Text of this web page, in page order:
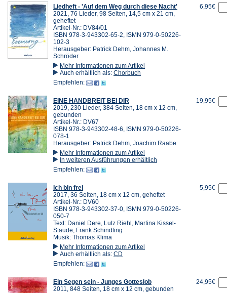
Liedheft - 'Auf dem Weg durch diese Nacht'
2021, 76 Lieder, 98 Seiten, 14,5 cm x 21 cm,
geheftet
Artikel-Nr.: DV84/01
ISBN 978-3-943302-65-2, ISMN 979-0-50226-
102-3
Herausgeber: Patrick Dehm, Johannes M.
Schröder
Mehr Informationen zum Artikel
Auch erhältlich als: Chorbuch
Empfehlen:
6,95€
EINE HANDBREIT BEI DIR
2019, 230 Lieder, 384 Seiten, 18 cm x 12 cm,
gebunden
Artikel-Nr.: DV67
ISBN 978-3-943302-48-6, ISMN 979-0-50226-
078-1
Herausgeber: Patrick Dehm, Joachim Raabe
Mehr Informationen zum Artikel
In weiteren Ausführungen erhältlich
Empfehlen:
19,95€
Ich bin frei
2017, 36 Seiten, 18 cm x 12 cm, geheftet
Artikel-Nr.: DV60
ISBN 978-3-943302-37-0, ISMN 979-0-50226-
050-7
Text: Daniel Dere, Lutz Riehl, Martina Kissel-
Staude, Frank Schindling
Musik: Thomas Klima
Mehr Informationen zum Artikel
Auch erhältlich als: CD
Empfehlen:
5,95€
Ein Segen sein - Junges Gotteslob
2011, 848 Seiten, 18 cm x 12 cm, gebunden
24,95€